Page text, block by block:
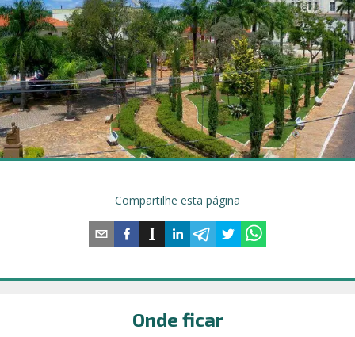
Compartilhe esta página
Onde ficar